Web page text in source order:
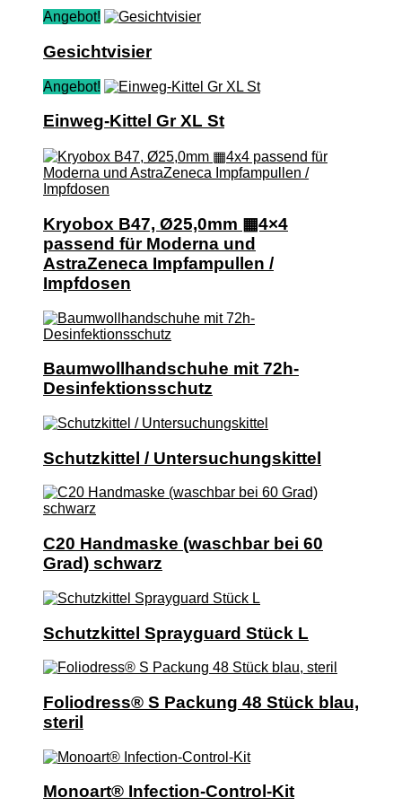
Angebot!
Gesichtvisier
Angebot!
Einweg-Kittel Gr XL St
Kryobox B47, Ø25,0mm ▦4×4
passend für Moderna und
AstraZeneca Impfampullen /
Impfdosen
Baumwollhandschuhe mit 72h-
Desinfektionsschutz
Schutzkittel / Untersuchungskittel
C20 Handmaske (waschbar bei 60
Grad) schwarz
Schutzkittel Sprayguard Stück L
Foliodress® S Packung 48 Stück blau,
steril
Monoart® Infection-Control-Kit